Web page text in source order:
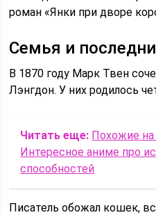
роман «Янки при дворе
Семья и
В 1870 году Марк Твен
Лэнгдон. У них родилось
Читать еще: Похожие на
Интересное аниме про
способностей
Писатель обожал кошек,